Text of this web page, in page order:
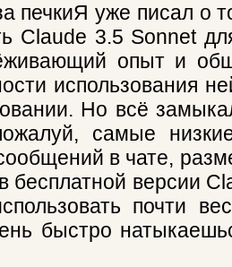
печкиЯ уже писал о
Claude 3.5 Sonnet
опыт и
использования
Но всё
самые
в чате,
бесплатной версии
почти
быстро